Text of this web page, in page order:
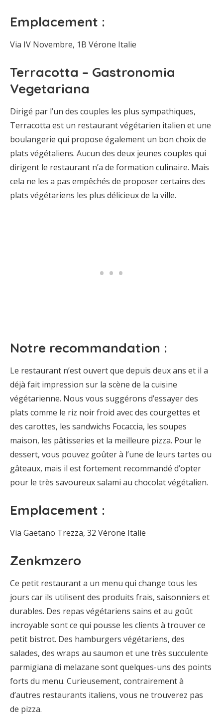
Emplacement :
Via IV Novembre, 1B Vérone Italie
Terracotta – Gastronomia
Vegetariana
Dirigé par l’un des couples les plus sympathiques,
Terracotta est un restaurant végétarien italien et une
boulangerie qui propose également un bon choix de
plats végétaliens. Aucun des deux jeunes couples qui
dirigent le restaurant n’a de formation culinaire. Mais
cela ne les a pas empêchés de proposer certains des
plats végétariens les plus délicieux de la ville.
Notre recommandation :
Le restaurant n’est ouvert que depuis deux ans et il a
déjà fait impression sur la scène de la cuisine
végétarienne. Nous vous suggérons d’essayer des
plats comme le riz noir froid avec des courgettes et
des carottes, les sandwichs Focaccia, les soupes
maison, les pâtisseries et la meilleure pizza. Pour le
dessert, vous pouvez goûter à l’une de leurs tartes ou
gâteaux, mais il est fortement recommandé d’opter
pour le très savoureux salami au chocolat végétalien.
Emplacement :
Via Gaetano Trezza, 32 Vérone Italie
Zenkmzero
Ce petit restaurant a un menu qui change tous les
jours car ils utilisent des produits frais, saisonniers et
durables. Des repas végétariens sains et au goût
incroyable sont ce qui pousse les clients à trouver ce
petit bistrot. Des hamburgers végétariens, des
salades, des wraps au saumon et une très succulente
parmigiana di melazane sont quelques-uns des points
forts du menu. Curieusement, contrairement à
d’autres restaurants italiens, vous ne trouverez pas
de pizza.